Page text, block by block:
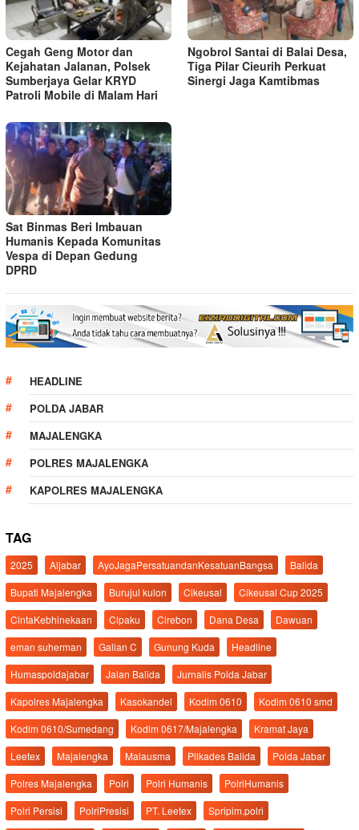
Cegah Geng Motor dan
Kejahatan Jalanan, Polsek
Sumberjaya Gelar KRYD
Patroli Mobile di Malam Hari
Ngobrol Santai di Balai Desa,
Tiga Pilar Cieurih Perkuat
Sinergi Jaga Kamtibmas
Sat Binmas Beri Imbauan
Humanis Kepada Komunitas
Vespa di Depan Gedung
DPRD
HEADLINE
POLDA JABAR
MAJALENGKA
POLRES MAJALENGKA
KAPOLRES MAJALENGKA
TAG
2025 Aljabar AyoJagaPersatuandanKesatuanBangsa
Balida
Bupati Majalengka
Burujul kulon Cikeusal
Cikeusal Cup 2025
CintaKebhinekaan
Cipaku Cirebon Dana Desa
Dawuan
eman suherman
Galian C Gunung Kuda
Headline
Humaspoldajabar
Jalan Balida
Jurnalis Polda Jabar
Kapolres Majalengka
Kasokandel Kodim 0610
Kodim 0610 smd
Kodim 0610/Sumedang
Kodim 0617/Majalengka
Kramat Jaya
Leetex
Majalengka Malausma Pilkades Balida
Polda Jabar
Polres Majalengka
Polri Polri Humanis
PolriHumanis
Polri Persisi
PolriPresisi PT. Leetex
Spripim.polri